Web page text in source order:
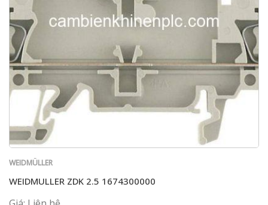
WEIDMÜLLER
WEIDMULLER ZDK 2.5 1674300000